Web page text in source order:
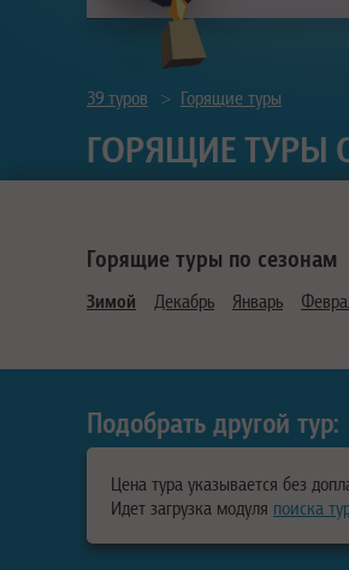
39 туров > Горящие туры
ГОРЯЩИЕ ТУРЫ
Горящие туры по сезонам
Зимой Декабрь Январь
Подобрать другой тур:
Цена тура указывается без
Идет загрузка модуля поиска